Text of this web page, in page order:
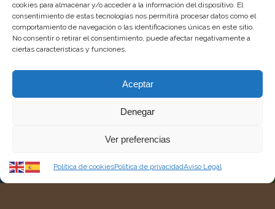
cookies para almacenar y/o acceder a la información del dispositivo. El
consentimiento de estas tecnologías nos permitirá procesar datos como el
comportamiento de navegación o las identificaciones únicas en este sitio.
No consentir o retirar el consentimiento, puede afectar negativamente a
ciertas características y funciones.
Aceptar
Denegar
Ver preferencias
Política de cookiesPolítica de privacidadAviso Legal